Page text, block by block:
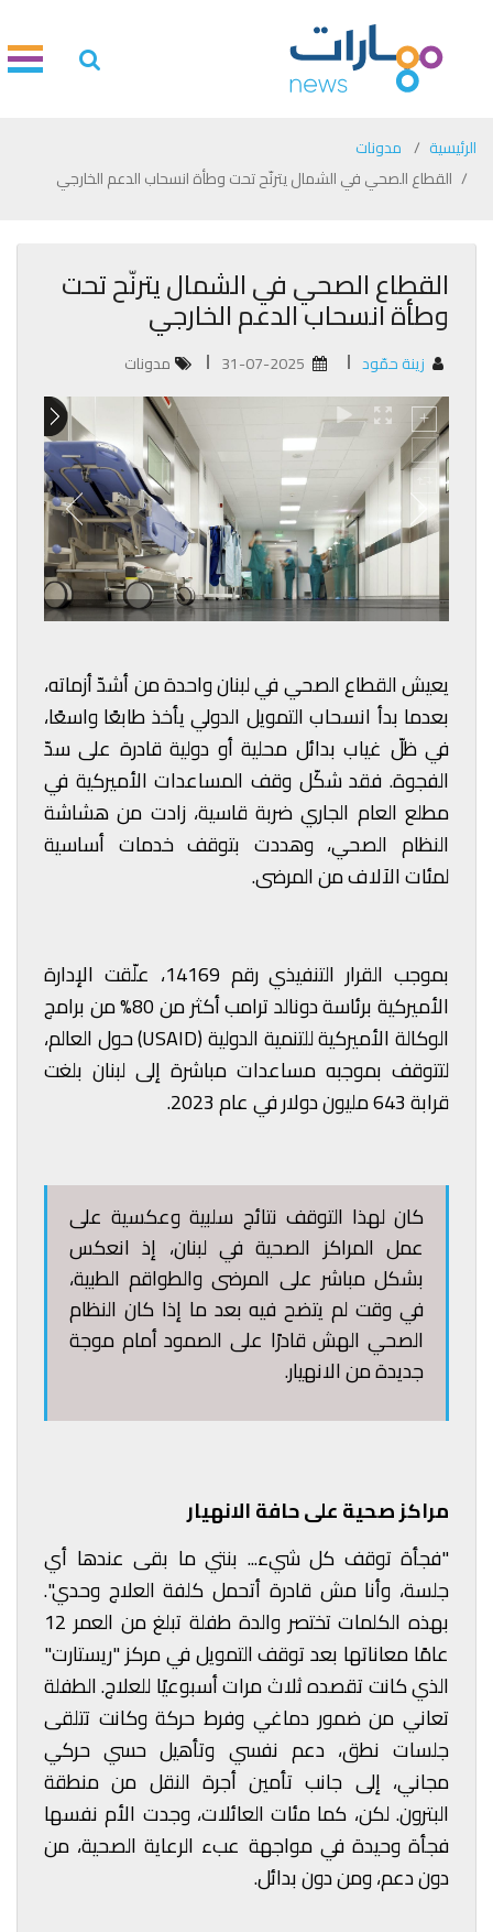
الرئيسية
مدونات
القطاع الصحي في الشمال يترنّح تحت وطأة انسحاب الدعم الخارجي
القطاع الصحي في الشمال يترنّح تحت
وطأة انسحاب الدعم الخارجي
زينة حمّود مدونات
يعيش القطاع الصحي في لبنان واحدة من أشدّ أزماته،
بعدما بدأ انسحاب التمويل الدولي يأخذ طابعًا واسعًا،
في ظلّ غياب بدائل محلية أو دولية قادرة على سدّ
الفجوة. فقد شكّل وقف المساعدات الأميركية في
مطلع العام الجاري ضربة قاسية، زادت من هشاشة
النظام الصحي، وهددت بتوقف خدمات أساسية
لمئات الآلاف من المرضى.
بموجب القرار التنفيذي رقم 14169، علّقت الإدارة
الأميركية برئاسة دونالد ترامب أكثر من 80% من برامج
الوكالة الأميركية للتنمية الدولية (USAID) حول العالم،
لتتوقف بموجبه مساعدات مباشرة إلى لبنان بلغت
قرابة 643 مليون دولار في عام 2023.
كان لهذا التوقف نتائج سلبية وعكسية على
عمل المراكز الصحية في لبنان، إذ انعكس
بشكل مباشر على المرضى والطواقم الطبية،
في وقت لم يتضح فيه بعد ما إذا كان النظام
الصحي الهش قادرًا على الصمود أمام موجة
جديدة من الانهيار.
مراكز صحية على حافة الانهيار
"فجأة توقف كل شيء... بنتي ما بقى عندها أي
جلسة، وأنا مش قادرة أتحمل كلفة العلاج وحدي".
بهذه الكلمات تختصر والدة طفلة تبلغ من العمر 12
عامًا معاناتها بعد توقف التمويل في مركز "ريستارت"
الذي كانت تقصده ثلاث مرات أسبوعيًا للعلاج. الطفلة
تعاني من ضمور دماغي وفرط حركة وكانت تتلقى
جلسات نطق، دعم نفسي وتأهيل حسي حركي
مجاني، إلى جانب تأمين أجرة النقل من منطقة
البترون. لكن، كما مئات العائلات، وجدت الأم نفسها
فجأة وحيدة في مواجهة عبء الرعاية الصحية، من
دون دعم، ومن دون بدائل.